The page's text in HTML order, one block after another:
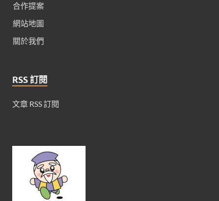
合作提案
網站地圖
關於我們
RSS 訂閱
文章 RSS 訂閱